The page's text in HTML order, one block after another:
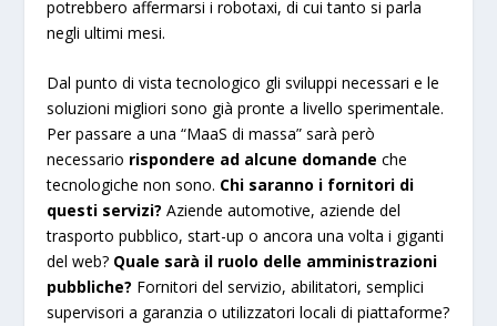
potrebbero affermarsi i robotaxi, di cui tanto si parla
negli ultimi mesi.
Dal punto di vista tecnologico gli sviluppi necessari e le
soluzioni migliori sono già pronte a livello sperimentale.
Per passare a una “MaaS di massa” sarà però
necessario rispondere ad alcune domande che
tecnologiche non sono. Chi saranno i fornitori di
questi servizi? Aziende automotive, aziende del
trasporto pubblico, start-up o ancora una volta i giganti
del web? Quale sarà il ruolo delle amministrazioni
pubbliche? Fornitori del servizio, abilitatori, semplici
supervisori a garanzia o utilizzatori locali di piattaforme?